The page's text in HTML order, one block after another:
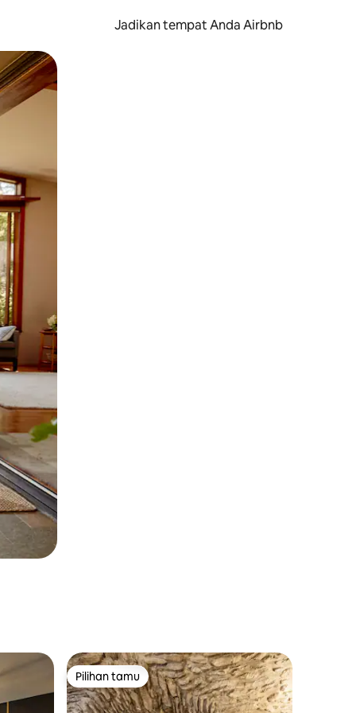
Jadikan tempat Anda Airbnb
menggeser.
Pilihan tamu
Pilihan tamu